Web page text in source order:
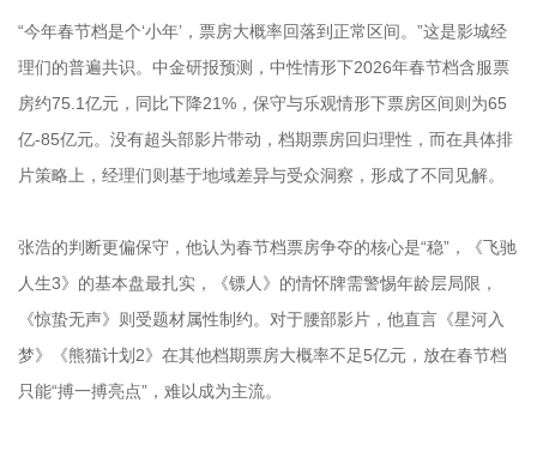
“今年春节档是个‘小年’，票房大概率回落到正常区间。”这是影城经
理们的普遍共识。中金研报预测，中性情形下2026年春节档含服票
房约75.1亿元，同比下降21%，保守与乐观情形下票房区间则为65
亿-85亿元。没有超头部影片带动，档期票房回归理性，而在具体排
片策略上，经理们则基于地域差异与受众洞察，形成了不同见解。
张浩的判断更偏保守，他认为春节档票房争夺的核心是“稳”，《飞驰
人生3》的基本盘最扎实，《镖人》的情怀牌需警惕年龄层局限，
《惊蛰无声》则受题材属性制约。对于腰部影片，他直言《星河入
梦》《熊猫计划2》在其他档期票房大概率不足5亿元，放在春节档
只能“搏一搏亮点”，难以成为主流。